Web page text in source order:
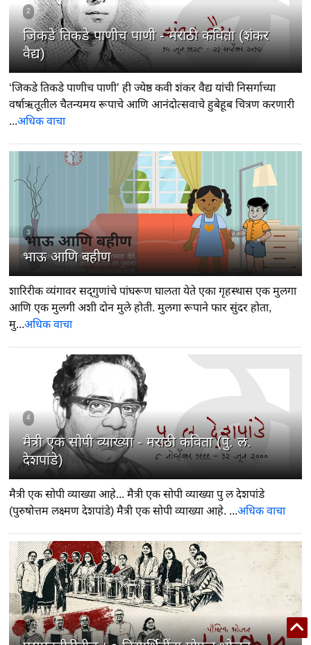
2
जिकडे तिकडे पाणीच पाणी - मराठी कविता (शंकर
वैद्य)
‘जिकडे तिकडे पाणीच पाणी’ ही ज्येष्ठ कवी शंकर वैद्य यांची निसर्गाच्या
वर्षाऋतूतील चैतन्यमय रूपाचे आणि आनंदोत्सवाचे हुबेहूब चित्रण करणारी
...अधिक वाचा
3
भाऊ आणि बहीण
शारिरीक व्यंगावर सद्‍गुणांचे पांघरूण घालता येते एका गृहस्थास एक मुलगा
आणि एक मुलगी अशी दोन मुले होती. मुलगा रूपाने फार सुंदर होता,
मु...अधिक वाचा
4
मैत्री एक सोपी व्याख्या - मराठी कविता (पु. ल.
देशपांडे)
मैत्री एक सोपी व्याख्या आहे... मैत्री एक सोपी व्याख्या पु ल देशपांडे
(पुरुषोत्तम लक्ष्मण देशपांडे) मैत्री एक सोपी व्याख्या आहे. ...अधिक वाचा
5